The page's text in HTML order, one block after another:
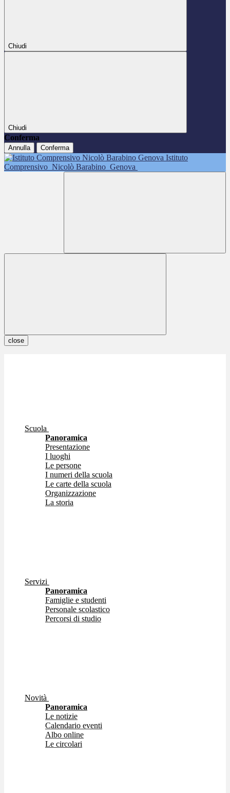
Chiudi
Chiudi
Conferma
Annulla Conferma
Istituto
Comprensivo Nicolò Barabino Genova
close
Scuola
Panoramica
Presentazione
I luoghi
Le persone
I numeri della scuola
Le carte della scuola
Organizzazione
La storia
Servizi
Panoramica
Famiglie e studenti
Personale scolastico
Percorsi di studio
Novità
Panoramica
Le notizie
Calendario eventi
Albo online
Le circolari